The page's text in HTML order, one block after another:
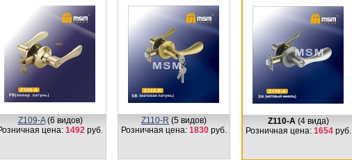
Z109-A(6 видов)
цена: 1492 руб.
Z110-R (5 видов)
Розничная цена: 1830 руб.
Z110-A (4 вида)
Розничная цена: 1654 руб.